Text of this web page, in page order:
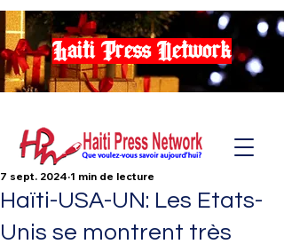
Haiti Press Network
Haïti-USA-UN: Les Etats-
Unis se montrent très
7 sept. 2024 1 min de lecture